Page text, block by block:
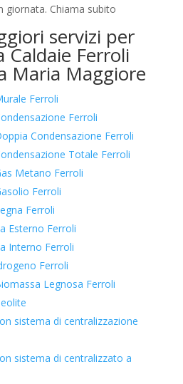
giornata. Chiama subito
servizi per
Caldaie Ferroli
Maria Maggiore
Ferroli
Ferroli
Condensazione Ferroli
Totale Ferroli
Metano Ferroli
Ferroli
Ferroli
Esterno Ferroli
Interno Ferroli
Ferroli
Legnosa Ferroli
sistema di centralizzazione
sistema di centralizzato a